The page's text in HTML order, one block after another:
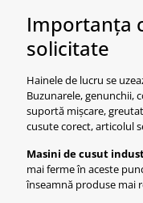
Importanța
solicitate
Hainele de lucru se
Buzunarele, genunchii,
suportă mișcare,
cusute corect, articolul
Masini de cusut
mai ferme în aceste
înseamnă produse mai